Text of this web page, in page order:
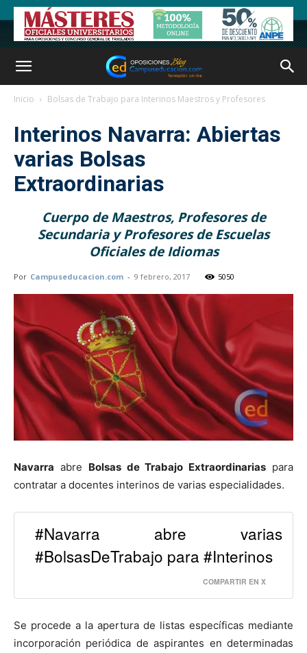
Inicio Bolsas de Trabajo para Interinos Maestros y Profesores
Interinos Navarra: Abiertas
varias Bolsas
Extraordinarias
Cuerpo de Maestros, Profesores de
Secundaria y Profesores de Escuelas
Oficiales de Idiomas
Por Campuseducacion.com - 9 febrero, 2017 5050
Navarra abre Bolsas de Trabajo Extraordinarias para
contratar a docentes interinos de varias especialidades.
#Navarra abre varias
#BolsasDeTrabajo para #Interinos
COMPARTIR EN X
Se procede a la apertura de listas específicas mediante
incorporación periódica de aspirantes en determinadas